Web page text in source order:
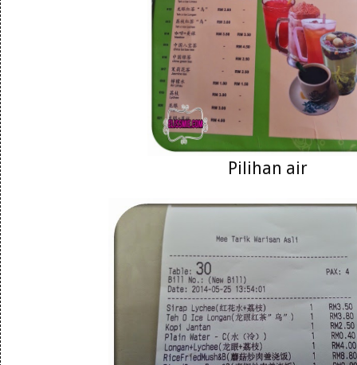
Pilihan air